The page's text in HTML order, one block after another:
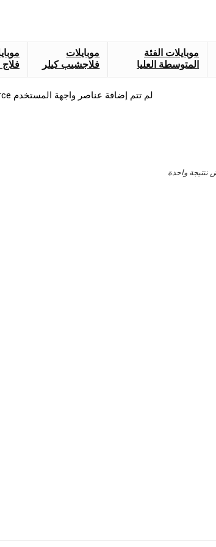
موبايلات الفئة
المتوسطة العليا
موبايلات
فلاجشيب كيلر
نتتيجة واحدة
لم تتم إضافة عناصر واجهة المستخدم woocommerce